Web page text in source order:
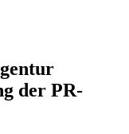
der PR-